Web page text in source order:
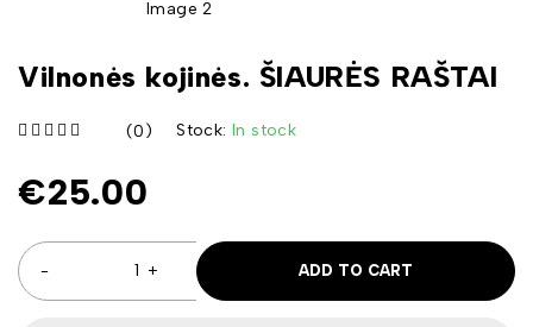
Vilnonės kojinės. ŠIAURĖS RAŠTAI
(0) Stock: In stock
€25.00
ADD TO CART